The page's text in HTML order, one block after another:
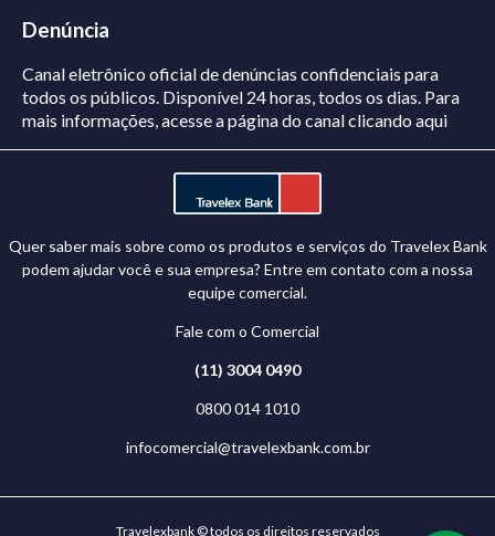
Denúncia
Canal eletrônico oficial de denúncias confidenciais para
todos os públicos. Disponível 24 horas, todos os dias. Para
mais informações, acesse a página do canalclicando aqui
Quer saber mais sobre como os produtos e serviços do Travelex Bank
podem ajudar você e sua empresa? Entre em contato com a nossa
equipe comercial.
Fale com o Comercial
(11) 3004 0490
0800 014 1010
infocomercial@travelexbank.com.br
Travelexbank © todos os direitos reservados